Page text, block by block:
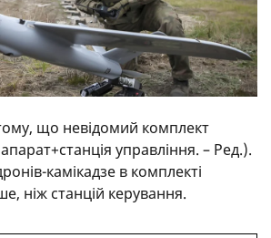
що невідомий комплект
управління. – Ред.).
камікадзе в комплекті
ніж станцій керування.